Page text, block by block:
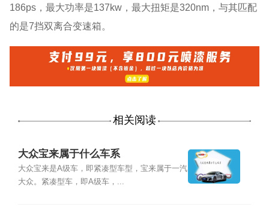
186ps，最大功率是137kw，最大扭矩是320nm，与其匹配
的是7挡双离合变速箱。
相关阅读
大众宝来属于什么车系
大众宝来是A级车，即紧凑型车型，宝来属于一汽
大众。紧凑型车，即A级车，...